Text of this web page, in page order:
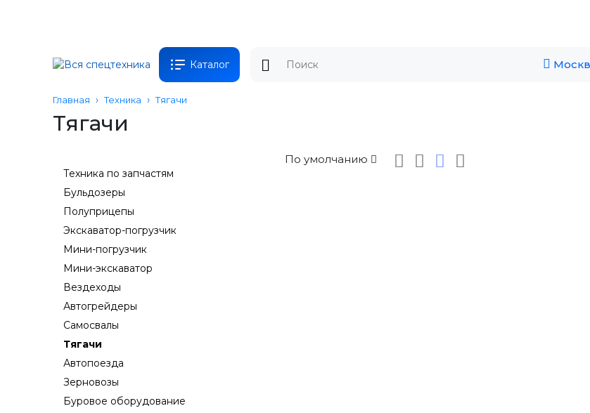
Каталог
Главная Техника Тягачи
Тягачи
Техника по запчастям
Бульдозеры
Полуприцепы
Экскаватор-погрузчик
Мини-погрузчик
Мини-экскаватор
Вездеходы
Автогрейдеры
Самосвалы
Тягачи
Автопоезда
Зерновозы
Буровое оборудование
По умолчанию